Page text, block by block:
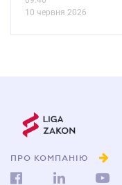
10 червня 2026
ПРО КОМПАНІЮ